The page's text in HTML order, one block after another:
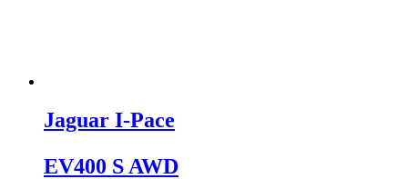
Jaguar I-Pace
EV400 S AWD